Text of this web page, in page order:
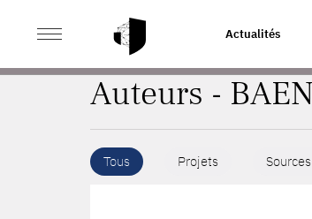
Actualités
ACCUEIL
Auteurs -
Tous Projets